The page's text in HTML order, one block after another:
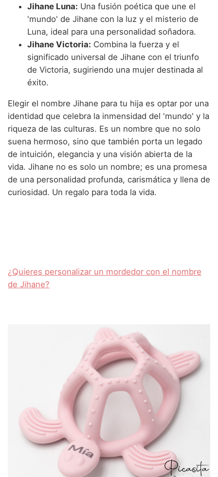
Jihane Luna: Una fusión poética que une el
'mundo' de Jihane con la luz y el misterio de
Luna, ideal para una personalidad soñadora.
Jihane Victoria: Combina la fuerza y el
significado universal de Jihane con el triunfo
de Victoria, sugiriendo una mujer destinada al
éxito.
Elegir el nombre Jihane para tu hija es optar por una
identidad que celebra la inmensidad del 'mundo' y la
riqueza de las culturas. Es un nombre que no solo
suena hermoso, sino que también porta un legado
de intuición, elegancia y una visión abierta de la
vida. Jihane no es solo un nombre; es una promesa
de una personalidad profunda, carismática y llena de
curiosidad. Un regalo para toda la vida.
¿Quieres personalizar un mordedor con el nombre
de Jihane?